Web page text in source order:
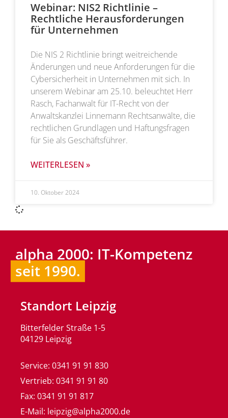
Webinar: NIS2 Richtlinie –
Rechtliche Herausforderungen
für Unternehmen
Die NIS 2 Richtlinie bringt weitreichende
Änderungen und neue Anforderungen für die
Cybersicherheit in Unternehmen mit sich. In
unserem Webinar am 25.10. beleuchtet Herr
Rasch, Fachanwalt für IT-Recht von der
Anwaltskanzlei Linnemann Rechtsanwälte, die
rechtlichen Grundlagen und Haftungsfragen
für Sie als Geschäftsführer.
WEITERLESEN »
10. Oktober 2024
alpha 2000: IT-Kompetenz
seit 1990.
Standort Leipzig
Bitterfelder Straße 1-5
04129 Leipzig
Service: 0341 91 91 830
Vertrieb: 0341 91 91 80
Fax: 0341 91 91 817
E-Mail: leipzig@alpha2000.de